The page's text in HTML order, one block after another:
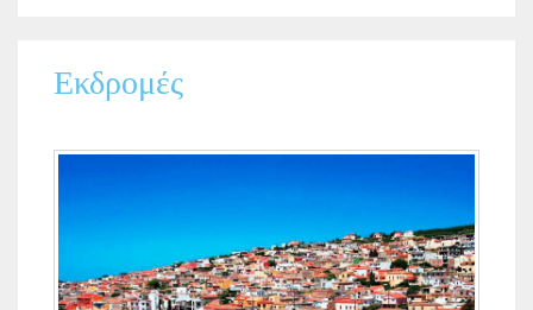
Εκδρομές